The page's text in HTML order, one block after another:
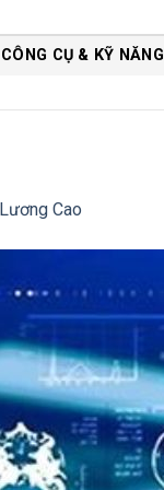
CÔNG CỤ & KỸ NĂNG
Cao